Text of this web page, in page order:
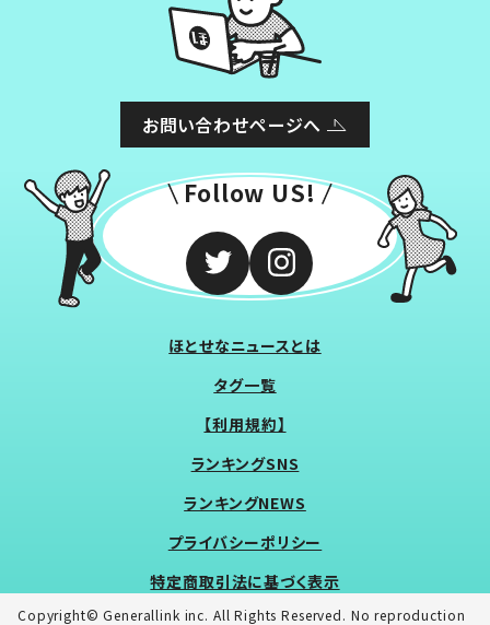
お問い合わせページへ
Follow US!
ほとせなニュースとは
タグ一覧
【利用規約】
ランキングSNS
ランキングNEWS
プライバシーポリシー
特定商取引法に基づく表示
Copyright© Generallink inc. All Rights Reserved. No reproduction